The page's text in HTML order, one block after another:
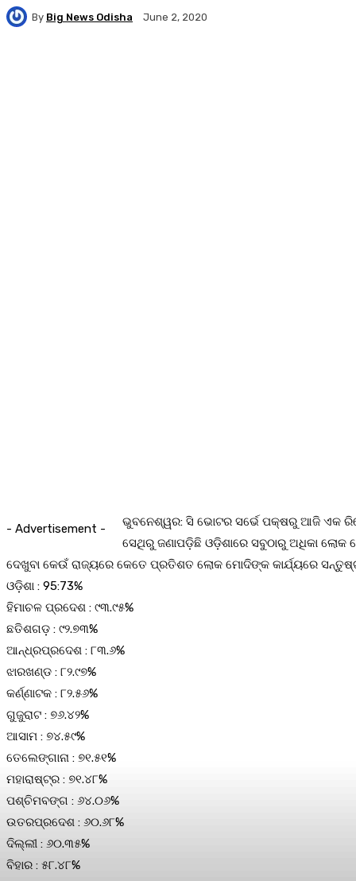
By Big News Odisha June 2, 2020
- Advertisement -
ଭୁବନେଶ୍ୱର: ସି ଭୋଟର ସର୍ଭେ ପକ୍ଷରୁ ଆଜି ଏକ
ସେଥିରୁ ଜଣାପଡ଼ିଛି ଓଡ଼ିଶାରେ ସବୁଠାରୁ ଅଧିକା
ଦେଖୁବା କେଉଁ ରାଜ୍ୟରେ କେତେ ପ୍ରତିଶତ ଲୋକ ମୋଦିଙ୍କ କାର୍ଯ୍ୟରେ
ଓଡ଼ିଶା : 95:73%
ହିମାଚଳ ପ୍ରଦେଶ : ୯୩.୯୫%
ଛତିଶଗଡ଼ : ୯୨.୭୩%
ଆନ୍ଧ୍ରପ୍ରଦେଶ : ୮୩.୬%
ଝାରଖଣ୍ଡ : ୮୨.୯୭%
କର୍ଣ୍ଣାଟକ : ୮୨.୫୬%
ଗୁଜୁରାଟ : ୭୬.୪୨%
ଆସାମ : ୭୪.୫୯%
ତେଲେଙ୍ଗାନା : ୭୧.୫୧%
ମହାରାଷ୍ଟ୍ର : ୭୧.୪୮%
ପଶ୍ଚିମବଙ୍ଗ : ୬୪.୦୬%
ଉତରପ୍ରଦେଶ : ୬୦.୬୮%
ଦିଲ୍ଲୀ : ୬୦.୩୫%
ବିହାର : ୫୮.୪୮%